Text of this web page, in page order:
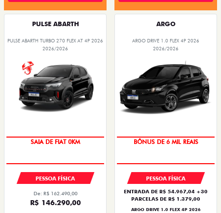
PULSE ABARTH
PULSE ABARTH TURBO 270 FLEX AT 4P 2026
2026/2026
OPORTUNIDADE
PESSOA FÍSICA
De: R$ 162.490,00
R$ 146.290,00
ARGO
ARGO DRIVE 1.0 FLEX 4P 2026
2026/2026
TAXA ZERO
PESSOA FÍSICA
ENTRADA DE R$ 54.967,04 +30
PARCELAS DE R$ 1.379,00
ARGO DRIVE 1.0 FLEX 4P 2026